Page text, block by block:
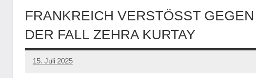
FRANKREICH VERSTÖSST
DER FALL ZEHRA KURTAY
15. Juli 2025
network